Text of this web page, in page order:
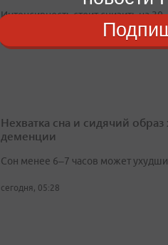
Интенсивность стоит снизить на
сегодня, 04:32
Нехватка сна и сидячий
деменции
Сон менее 6–7 часов может
сегодня, 05:28